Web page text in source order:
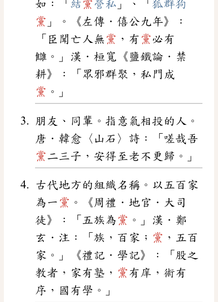
如：「 結 黨營私 」、「 狐群狗
黨 」。《左傳．僖公九年》：
「臣聞亡人無 黨 ，有 黨必有
讎。」漢．桓寬《鹽鐵論．禁
耕》：「眾邪群聚，私門成
黨 。」
朋友、同輩。指意氣相投的人。
唐．韓愈〈山石〉詩：「嗟哉吾
黨二三子，安得至老不更歸。」
古代地方的組織名稱。以五百家
為一 黨 。《周禮．地官．大司
徒》：「五族為 黨 。」漢．鄭
玄．注：「族，百家； 黨 ，五百
家。」《禮記．學記》：「股之
教者，家有塾， 黨有庠，術有
序，國有學。」